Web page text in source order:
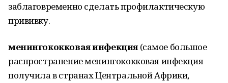
заблаговременно сделать профилактическую
прививку.
менингококковая инфекция(самое большое
распространение менингококковая инфекция
получила в странах Центральной Африки,